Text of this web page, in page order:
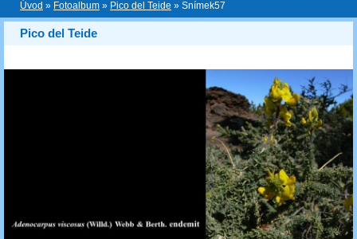
Úvod » Fotoalbum » Pico del Teide » Snímek57
Pico del Teide